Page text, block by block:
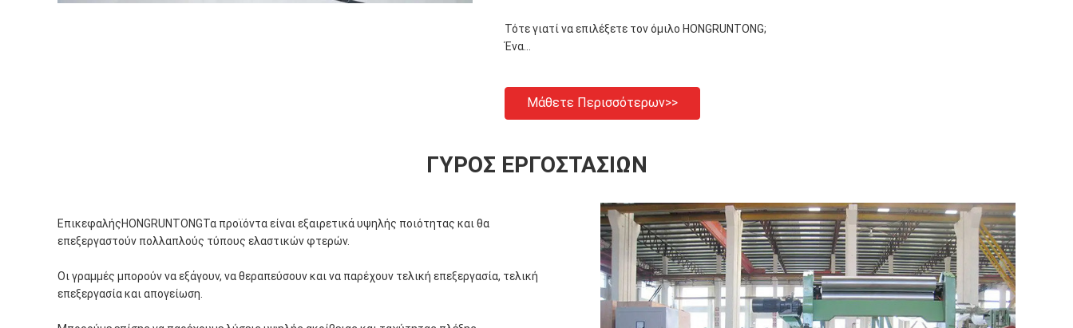
Τότε γιατί να επιλέξετε τον όμιλο HONGRUNTONG;
Ένα...
Μάθετε Περισσότερων>>
ΓΎΡΟΣ ΕΡΓΟΣΤΑΣΊΩΝ
ΕπικεφαλήςHONGRUNTONGΤα προϊόντα είναι εξαιρετικά υψηλής ποιότητας και θα
επεξεργαστούν πολλαπλούς τύπους ελαστικών φτερών.
Οι γραμμές μπορούν να εξάγουν, να θεραπεύσουν και να παρέχουν τελική επεξεργασία, τελική
επεξεργασία και απογείωση.